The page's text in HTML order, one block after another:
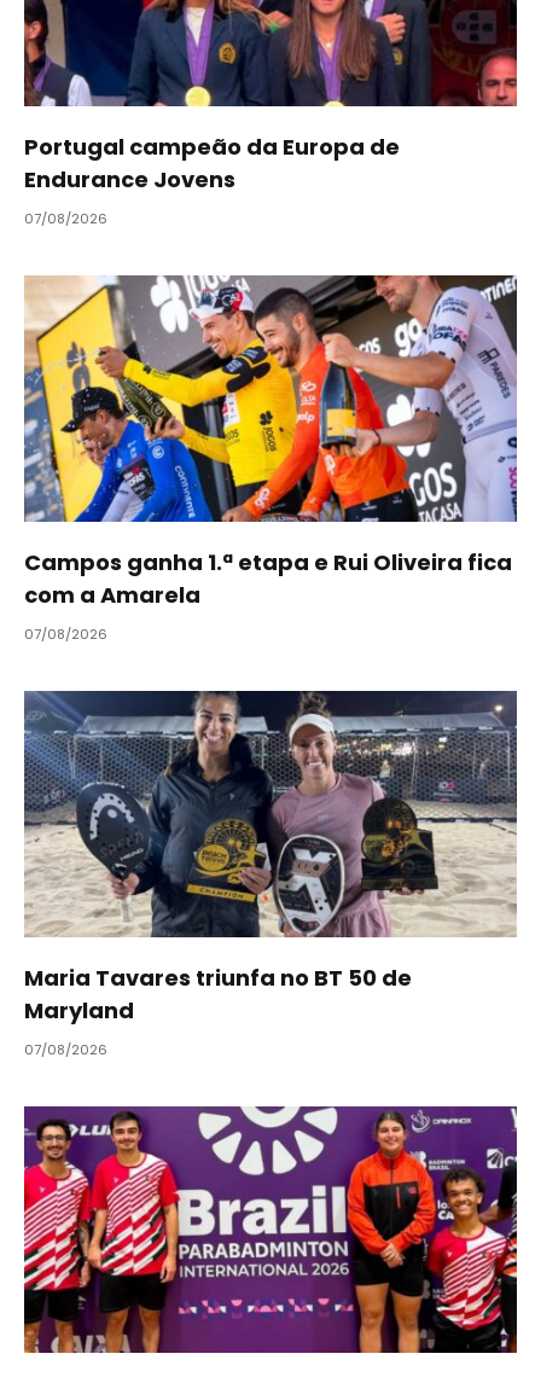
Portugal campeão da Europa de
Endurance Jovens
07/08/2026
Campos ganha 1.ª etapa e Rui Oliveira fica
com a Amarela
07/08/2026
Maria Tavares triunfa no BT 50 de
Maryland
07/08/2026